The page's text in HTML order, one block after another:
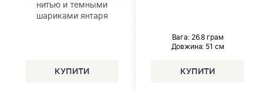
нитью и темными
шариками янтаря
Вага: 26.8 грам
Довжина: 51 см